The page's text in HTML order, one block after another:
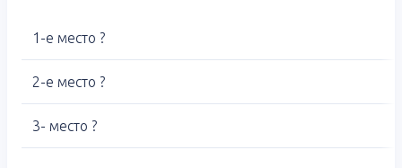
1-е место ?
2-е место ?
3- место ?